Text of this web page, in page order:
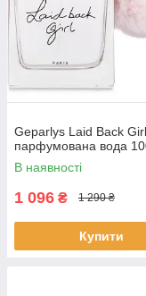
Geparlys Laid Back Girl
парфумована вода
В наявності
1 096 ₴ 1 290 ₴
Купити